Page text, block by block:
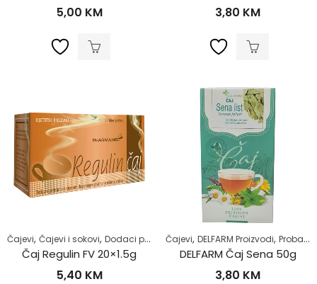
5,00 KM 3,80 KM
Čajevi, Čajevi i sokovi, Dodaci prehrani ,Probavni sistem,Regulacija
Čaj Regulin FV 20×1.5g
5,40 KM
Čajevi, DELFARM Proizvodi, Probavni sistem
DELFARM Čaj Sena 50g
3,80 KM